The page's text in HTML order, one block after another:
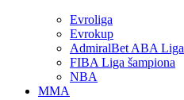
Evroliga
Evrokup
AdmiralBet ABA Liga
FIBA Liga šampiona
NBA
MMA